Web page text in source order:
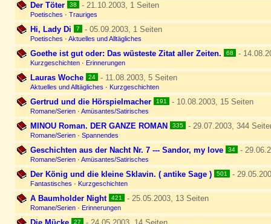
Der Töter 38 - 21.10.2003, 1 Seiten
Poetisches · Trauriges
Hi, Lady Di 7 - 05.09.2003, 1 Seiten
Poetisches · Aktuelles und Alltägliches
Goethe ist gut oder: Das wüsteste Zitat aller Zeiten. 68 -
Kurzgeschichten · Erinnerungen
Lauras Woche 24 - 11.08.2003, 5 Seiten
Aktuelles und Alltägliches · Kurzgeschichten
Gertrud und die Hörspielmacher 191 - 10.08.2003, 15 Seiten
Romane/Serien · Amüsantes/Satirisches
MINOU Roman. DER GANZE ROMAN 335 - 29.07.2003, 344
Romane/Serien · Spannendes
Geschichten aus der Nacht Nr. 7 --- Sandor, my love 34 -
Romane/Serien · Amüsantes/Satirisches
Der König und die kleine Sklavin. ( antike Sage ) 501 -
Fantastisches · Kurzgeschichten
A Baumholder Night 421 - 25.05.2003, 13 Seiten
Romane/Serien · Erinnerungen
27